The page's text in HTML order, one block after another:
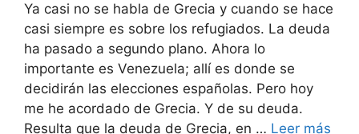
Ya casi no se habla de Grecia y cuando se hace
casi siempre es sobre los refugiados. La deuda
ha pasado a segundo plano. Ahora lo
importante es Venezuela; allí es donde se
decidirán las elecciones españolas. Pero hoy
me he acordado de Grecia. Y de su deuda.
Resulta que la deuda de Grecia, en … Leer más